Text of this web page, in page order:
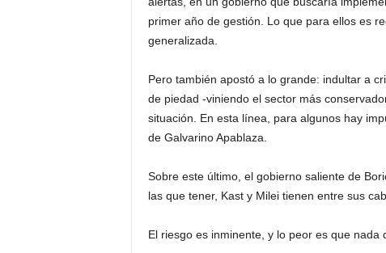
primer año de gestión. Lo que para ellos es
generalizada.
Pero también apostó a lo grande: indultar a
de piedad -viniendo el sector más
situación. En esta línea, para algunos hay
de Galvarino Apablaza.
Sobre este último, el gobierno saliente de
las que tener, Kast y Milei tienen entre sus
El riesgo es inminente, y lo peor es que nada